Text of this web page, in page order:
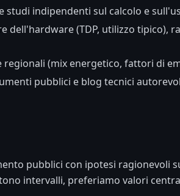
studi indipendenti sul calcolo e
dell'hardware (TDP, utilizzo tipico),
regionali (mix energetico, fattori di
pubblici e blog tecnici
pubblici con ipotesi ragionevoli
intervalli, preferiamo valori